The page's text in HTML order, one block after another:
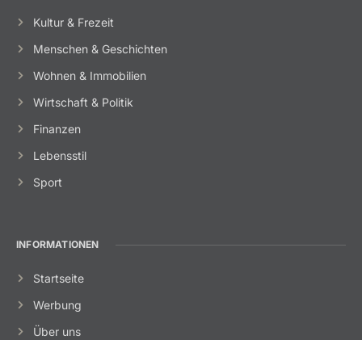
Kultur & Frezeit
Menschen & Geschichten
Wohnen & Immobilien
Wirtschaft & Politik
Finanzen
Lebensstil
Sport
INFORMATIONEN
Startseite
Werbung
Über uns